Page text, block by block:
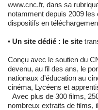
www.cnc.fr, dans sa
notamment depuis 2009
dispositifs en
• Un site dédié : le site
Conçu avec le soutien du
devenu, au fil des ans, le
nationaux d’éducation au
cinéma, Lycéens et
Avec plus de 300 films,
nombreux extraits de films,